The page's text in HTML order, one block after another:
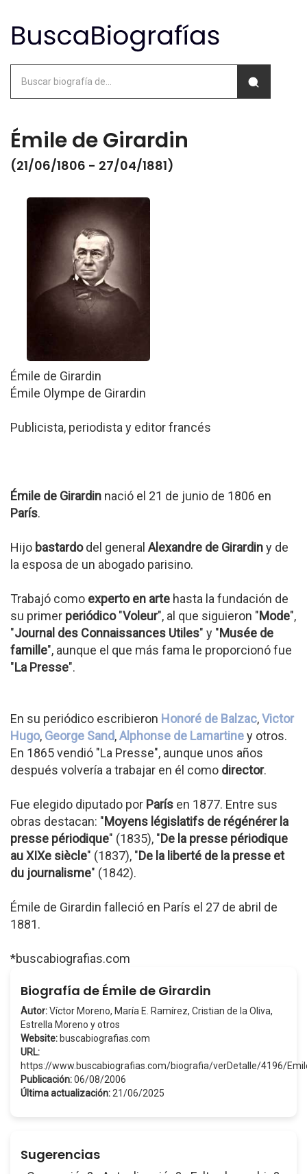
Émile de Girardin
(21/06/1806 - 27/04/1881)
Émile de Girardin
Émile Olympe de Girardin
Publicista, periodista y editor francés
Émile de Girardin nació el 21 de junio de 1806 en
París.
Hijo bastardodel general Alexandre de Girardiny de
la esposa de un abogado parisino.
Trabajó como experto en arte hasta la fundación de
su primer periódico"Voleur", al que siguieron "Mode",
"Journal des Connaissances Utiles" y "Musée de
famille", aunque el que más fama le proporcionó fue
"La Presse".
En su periódico escribieron Honoré de Balzac,Victor
Hugo, George Sand,Alphonse de Lamartiney otros.
En 1865 vendió "La Presse", aunque unos años
después volvería a trabajar en él como director.
Fue elegido diputado por París en 1877. Entre sus
obras destacan: "Moyens législatifs de régénérer la
presse périodique" (1835), "De la presse périodique
au XIXe siècle" (1837), "De la liberté de la presse et
du journalisme" (1842).
Émile de Girardin falleció en París el 27 de abril de
1881.
*buscabiografias.com
Biografía de Émile de Girardin
Autor:Víctor Moreno, María E. Ramírez, Cristian de la Oliva,
Estrella Moreno y otros
Website: buscabiografias.com
URL:
https://www.buscabiografias.com/biografia/verDetalle/4196/
Publicación:06/08/2006
Última actualización: 21/06/2025
Sugerencias